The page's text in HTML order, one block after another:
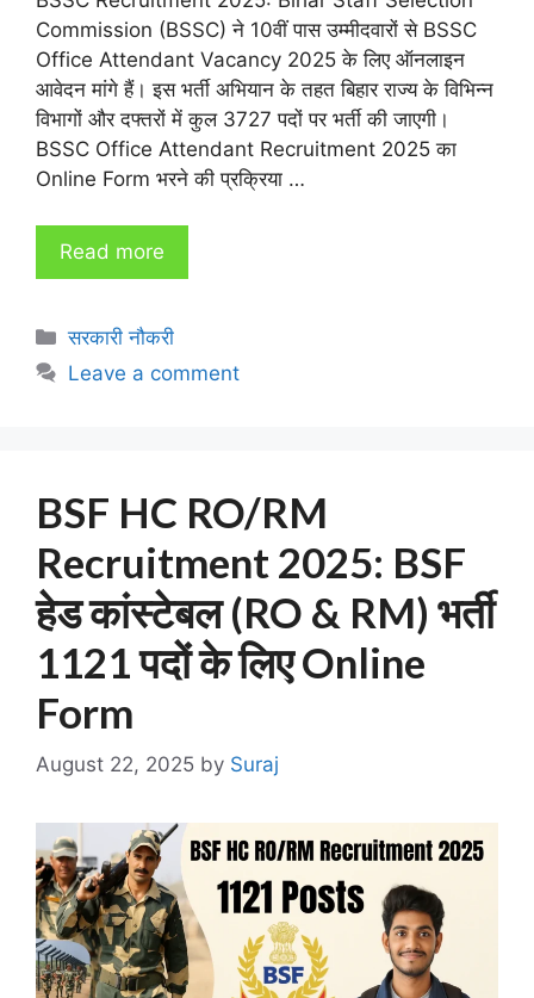
Commission (BSSC) ने 10वीं पास उम्मीदवारों से BSSC
Office Attendant Vacancy 2025 के लिए ऑनलाइन
आवेदन मांगे हैं। इस भर्ती अभियान के तहत बिहार राज्य के विभिन्न
विभागों और दफ्तरों में कुल 3727 पदों पर भर्ती की जाएगी।
BSSC Office Attendant Recruitment 2025 का
Online Form भरने की प्रक्रिया …
Read more
Categories
सरकारी नौकरी
Leave a comment
BSF HC RO/RM
Recruitment 2025: BSF
हेड कांस्टेबल (RO & RM) भर्ती
1121 पदों के लिए Online
Form
August 22, 2025 by Suraj